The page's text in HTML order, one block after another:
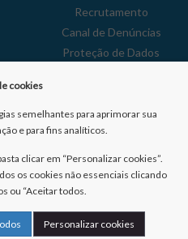
Recrutamento
Canal de Denúncias
Proteção de Dados
Reclamações
cookies
semelhantes para aprimorar sua
e para fins analíticos.
clicar em “Personalizar cookies”.
os cookies não essenciais clicando
ou “Aceitar todos.
Personalizar cookies